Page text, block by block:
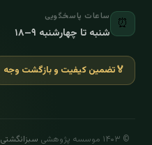
⏰ ساعات پاسخگویی
شنبه تا چهارشنبه ۹–۱۸
🏅تضمین کیفیت و بازگشت وجه
© ۱۴۰۳ موسسه پژوهشی سبزانگشتی